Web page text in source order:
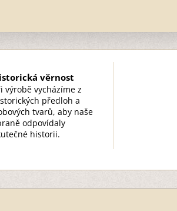
věrnost
výrobě vycházíme z
předloh a
tvarů, aby naše
odpovídaly
historii.